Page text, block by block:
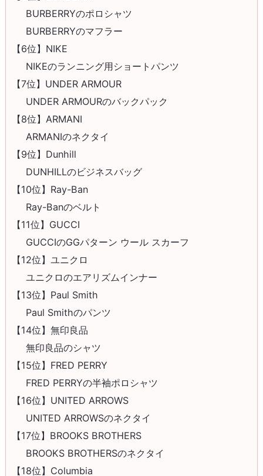
BURBERRYのポロシャツ
BURBERRYのマフラー
【6位】NIKE
NIKEのランニング用ショートパンツ
【7位】UNDER ARMOUR
UNDER ARMOURのバックパック
【8位】ARMANI
ARMANIのネクタイ
【9位】Dunhill
DUNHILLのビジネスバッグ
【10位】Ray-Ban
Ray-Banのベルト
【11位】GUCCI
GUCCIのGGパターン ウール スカーフ
【12位】ユニクロ
ユニクロのエアリズムインナー
【13位】Paul Smith
Paul Smithのパンツ
【14位】無印良品
無印良品のシャツ
【15位】FRED PERRY
FRED PERRYの半袖ポロシャツ
【16位】UNITED ARROWS
UNITED ARROWSのネクタイ
【17位】BROOKS BROTHERS
BROOKS BROTHERSのネクタイ
【18位】Columbia